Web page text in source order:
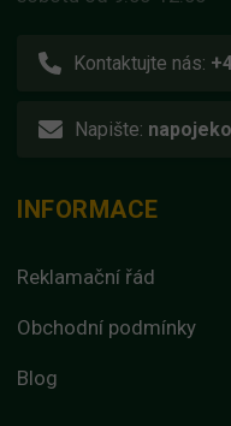
Kontaktujte nás:
Napište:
INFORMACE
Reklamační řád
Obchodní podmínky
Blog